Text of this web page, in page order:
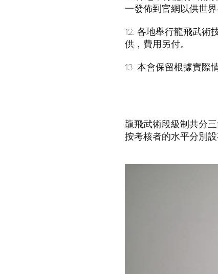
一發佈到官網以供世
12. 各地舉行龍飛武術
供，費用另付。
13. 本會保留根據實際
龍飛武術段級制共分
按考核者的水平分別